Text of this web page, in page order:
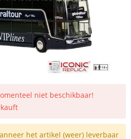
niet beschikbaar!
het artikel (weer) leverbaar